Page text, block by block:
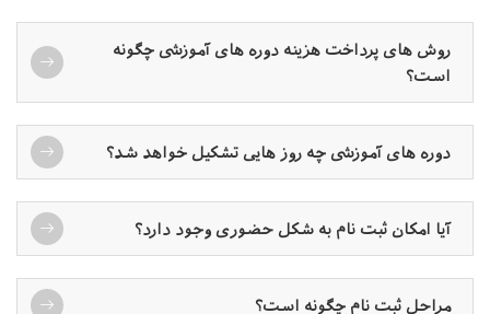
روش های پرداخت هزینه دوره های آموزشی چگونه
است؟
دوره های آموزشی چه روز هایی تشکیل خواهد شد؟
آیا امکان ثبت نام به شکل حضوری وجود دارد؟
مراحل ثبت نام چگونه است؟